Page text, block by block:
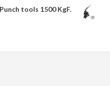
tools 1500 KgF.